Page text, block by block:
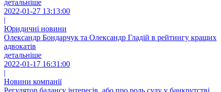
детальніше
2022-01-27 13:13:00
|
Юридичні новини
Олександр Бондарчук та Олександр Гладій в рейтингу кращих
адвокатів
детальніше
2022-01-17 16:31:00
|
Новини компанії
Регулятор балансу інтересів, або про роль суду у банкрутстві